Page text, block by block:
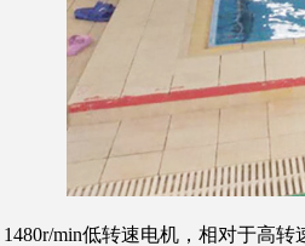
min低转速电机，相对于高